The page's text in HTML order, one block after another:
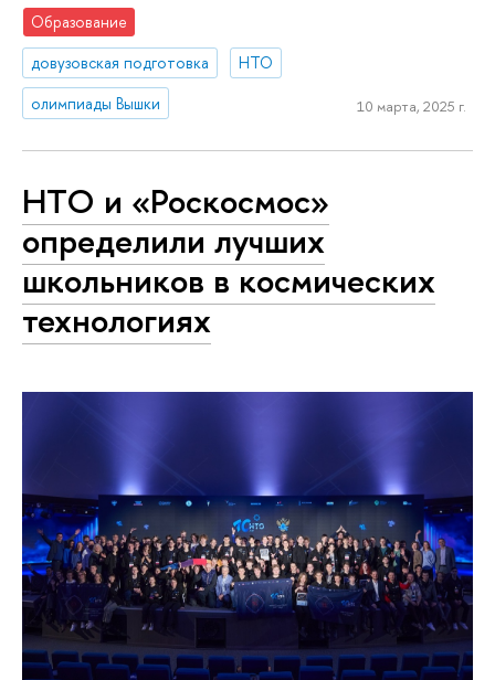
Образование
довузовская подготовка
НТО
олимпиады Вышки
10 марта, 2025 г.
НТО и «Роскосмос»
определили лучших
школьников в космических
технологиях